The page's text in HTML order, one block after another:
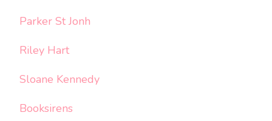
Parker St Jonh
Riley Hart
Sloane Kennedy
Booksirens